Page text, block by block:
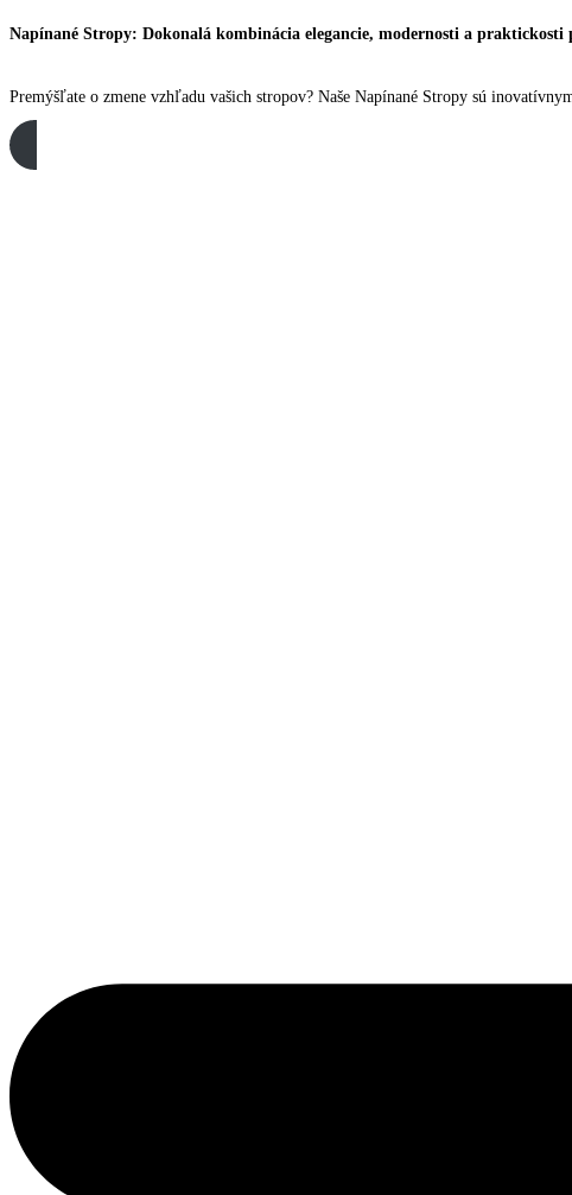
Napínané Stropy: Dokonalá kombinácia elegancie, modernosti a praktickosti
Premýšľate o zmene vzhľadu vašich stropov? Naše Napínané Stropy sú